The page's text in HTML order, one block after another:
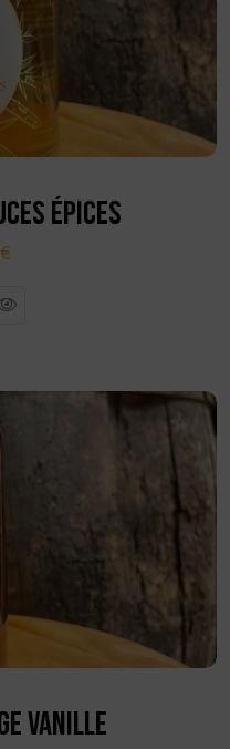
ÉPICES
VANILLE